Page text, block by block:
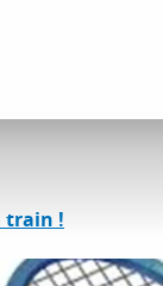
train !